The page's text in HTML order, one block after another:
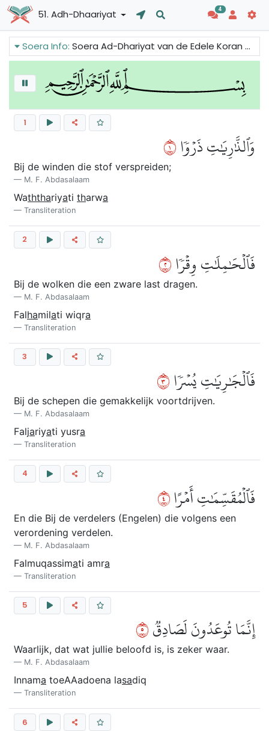
51. Adh-Dhaariyat 4
Soera Info:Soera Ad-Dhariyat van de Edele Koran spreekt over profeet Ibrahim en zijn engelenbezoekers, het lot van de mensen van de profeet Lot, de profeet Mozes en het lot van de farao, de mensen van 'Ad en Thamud en de mensen van de profeet Noah.
1
وَٱلذَّٰرِيَٰتِ ذَرۡوٗا١
Bij de winden die stof verspreiden;
M. F. Abdasalaam
Waththariyati tharwa
Transliteration
2
فَٱلۡحَٰمِلَٰتِ وِقۡرٗا٢
Bij de wolken die een zware last dragen.
M. F. Abdasalaam
Falhamilati wiqra
Transliteration
3
فَٱلۡجَٰرِيَٰتِ يُسۡرٗا٣
Bij de schepen die gemakkelijk voortdrijven.
M. F. Abdasalaam
Faljariyati yusra
Transliteration
4
فَٱلۡمُقَسِّمَٰتِ أَمۡرًا٤
En die Bij de verdelers (Engelen) die volgens een
verordening verdelen.
M. F. Abdasalaam
Falmuqassimati amra
Transliteration
5
إِنَّمَا تُوعَدُونَ لَصَادِقٞ٥
Waarlijk, dat wat jullie beloofd is, is zeker waar.
M. F. Abdasalaam
Innama toeAAadoena lasadiq
Transliteration
6